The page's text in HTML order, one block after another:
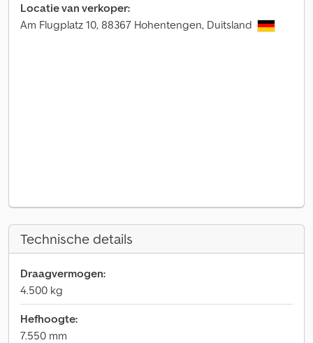
Locatie van verkoper:
Am Flugplatz 10, 88367 Hohentengen, Duitsland
Technische details
Draagvermogen:
4.500 kg
Hefhoogte:
7.550 mm